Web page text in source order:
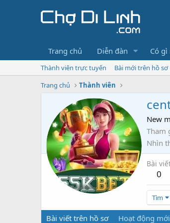
Trang chủ Diễn đàn Có
Thành viên trực tuyến Bài mới trên hồ sơ
Trang chủ
Thành viên
New
Tham
Nhìn
Bài
0
Tìm
Bài viết trên hồ sơ Hoạt động